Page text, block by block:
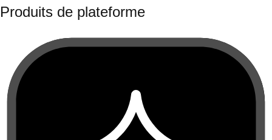
Produits de plateforme